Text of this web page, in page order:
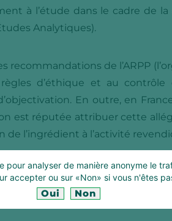
à l’étude dans le cadre de
Analytiques).
de l’ARPP
d’éthique et au
En outre, en
est réputée attribuer cette
l’ingrédient à l’activité
de ses clients un dossier
pour analyser de manière anonyme le
accepter ou sur «Non» si vous n'êtes
Oui Non